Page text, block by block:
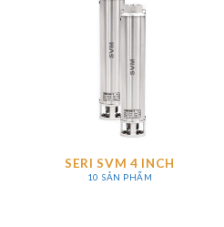
SERI SVM 4 INCH
10 SẢN PHẨM